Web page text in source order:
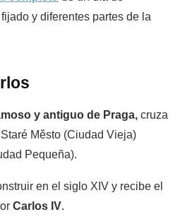
y diferentes partes de la
y antiguo de Praga, cruza
Staré Město (Ciudad Vieja)
Pequeña).
en el siglo XIV y recibe el
Carlos IV.